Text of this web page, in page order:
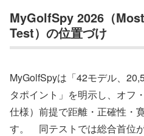
MyGolfSpy 2026（
Test）の位置づけ
MyGolfSpyは「42モデル、
タポイント」を明示し、オフ
仕様）前提で距離・正確性・
す。 同テストでは総合首位